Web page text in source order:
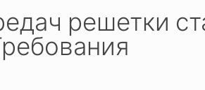
решетки